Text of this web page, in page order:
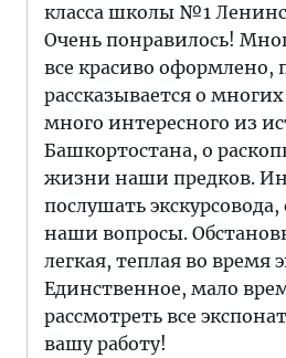
класса школы №1
Очень понравилось!
все красиво оформлено,
рассказывается о
много интересного из
Башкортостана, о
жизни наши предков.
послушать
наши вопросы.
легкая, теплая во время
Единственное, мало
рассмотреть все
вашу работу!